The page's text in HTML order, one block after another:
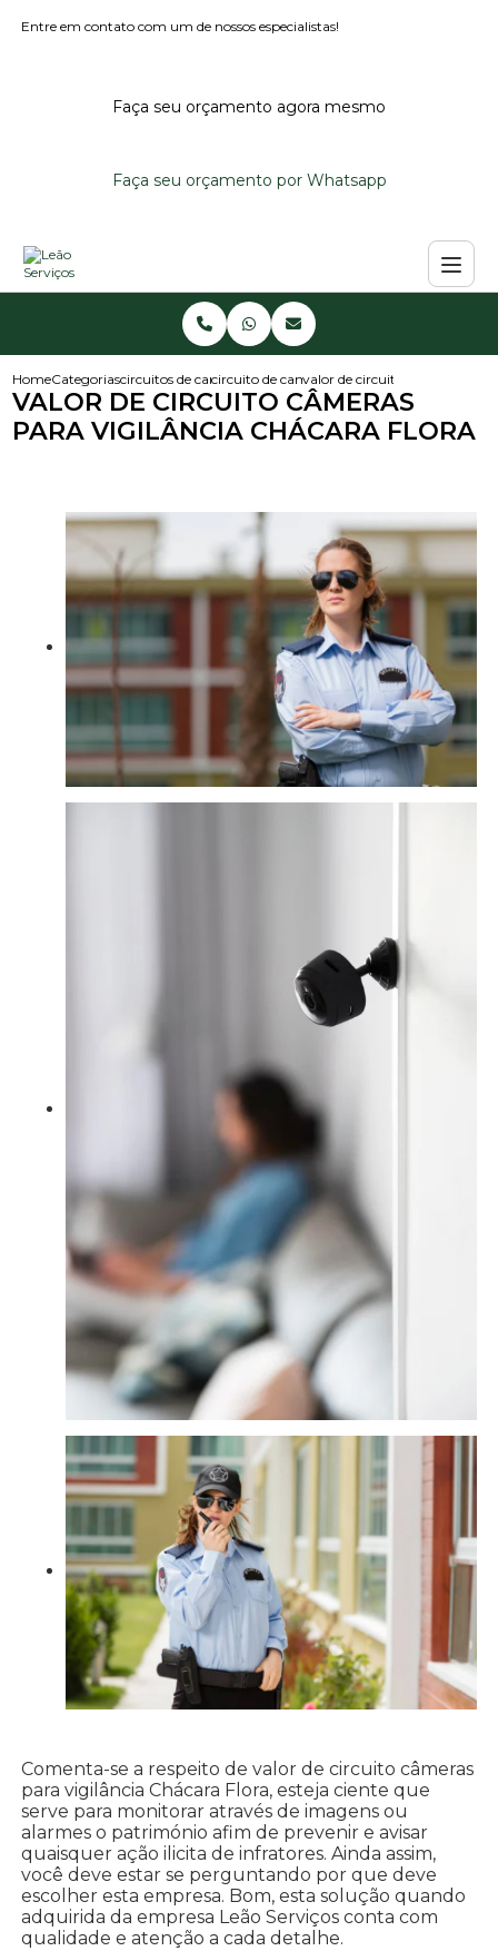
Entre em contato com um de nossos especialistas!
Faça seu orçamento agora mesmo
Faça seu orçamento por Whatsapp
HomeCategoriascircuitos de camerascircuito de camerasvalor de circuito cameras
VALOR DE CIRCUITO CÂMERAS
PARA VIGILÂNCIA CHÁCARA FLORA
Comenta-se a respeito de valor de circuito câmeras
para vigilância Chácara Flora, esteja ciente que
serve para monitorar através de imagens ou
alarmes o património afim de prevenir e avisar
quaisquer ação ilicita de infratores. Ainda assim,
você deve estar se perguntando por que deve
escolher esta empresa. Bom, esta solução quando
adquirida da empresa Leão Serviços conta com
qualidade e atenção a cada detalhe.